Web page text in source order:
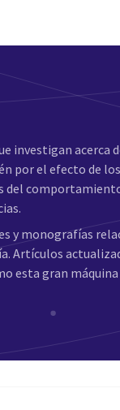
investigan acerca
por el efecto de
del
y monografías
Artículos
esta gran